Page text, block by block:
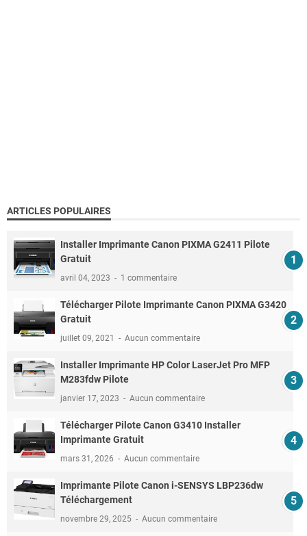
ARTICLES POPULAIRES
Installer Imprimante Canon PIXMA G2411 Pilote
Gratuit
avril 04, 2023 1 commentaire
Télécharger Pilote Imprimante Canon PIXMA G3420
Gratuit
juillet 09, 2021 Aucun commentaire
Installer Imprimante HP Color LaserJet Pro MFP
M283fdw Pilote
janvier 17, 2023 Aucun commentaire
Télécharger Pilote Canon G3410 Installer
Imprimante Gratuit
mars 31, 2026 Aucun commentaire
Imprimante Pilote Canon i-SENSYS LBP236dw
Téléchargement
novembre 29, 2025 Aucun commentaire